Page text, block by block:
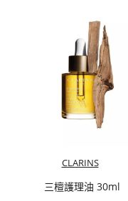
CLARINS
三檀護理油 30ml